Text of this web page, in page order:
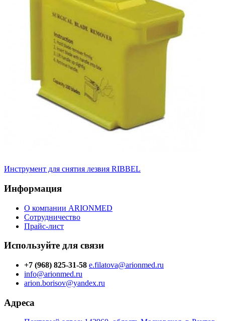
Инструмент для снятия лезвия RIBBEL
Информация
О компании ARIONMED
Сотрудничество
Прайс-лист
Используйте для связи
+7 (968) 825-31-58 e.filatova@arionmed.ru
info@arionmed.ru
arion.borisov@yandex.ru
Адреса